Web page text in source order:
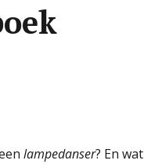
lampedanser? En wat